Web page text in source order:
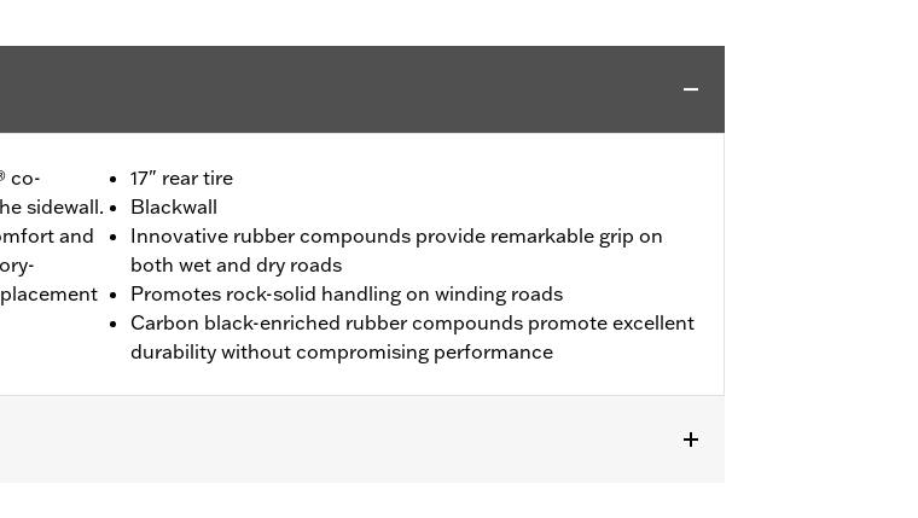
co-
sidewall.
and
17" rear tire
Blackwall
Innovative rubber compounds provide remarkable grip on
both wet and dry roads
Promotes rock-solid handling on winding roads
Carbon black-enriched rubber compounds promote excellent
durability without compromising performance